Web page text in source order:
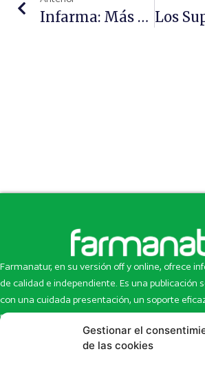
Gestionar el
de las cookies
Infarma: Más De 220 Ponentes, 10 Mesas Redondas Y Más De 60 Aulas Activas Para Mejorar La Farmacia Desde El Presente
Farmanatur, en su versión off y online, ofrece
de calidad e independiente. Es una publicación
con una cuidada presentación, un soporte
productos y novedades.
Inicio